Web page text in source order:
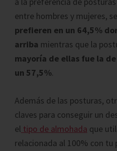
entre hombres y mujeres,
prefieren en un 64,5%
arriba mientras que la
mayoría de ellas fue la
un 57,5%.
Además de las posturas,
claves para conseguir un
el tipo de almohada que
relacionada al 100% con tu